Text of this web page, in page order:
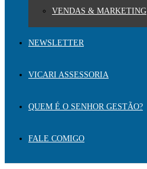
VENDAS & MARKETING
NEWSLETTER
VICARI ASSESSORIA
QUEM É O SENHOR GESTÃO?
FALE COMIGO